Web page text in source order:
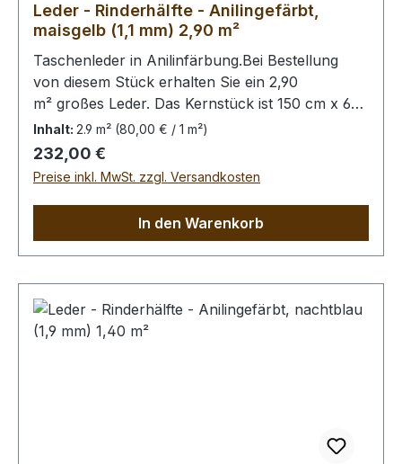
Leder - Rinderhälfte - Anilingefärbt,
maisgelb (1,1 mm) 2,90 m²
Taschenleder in Anilinfärbung.Bei Bestellung
von diesem Stück erhalten Sie ein 2,90
m² großes Leder. Das Kernstück ist 150 cm x 65
cm groß (siehe Foto 2).
Inhalt: 2.9 m² (80,00 € / 1 m²)
Regulärer Preis:
232,00 €
Preise inkl. MwSt. zzgl. Versandkosten
In den Warenkorb